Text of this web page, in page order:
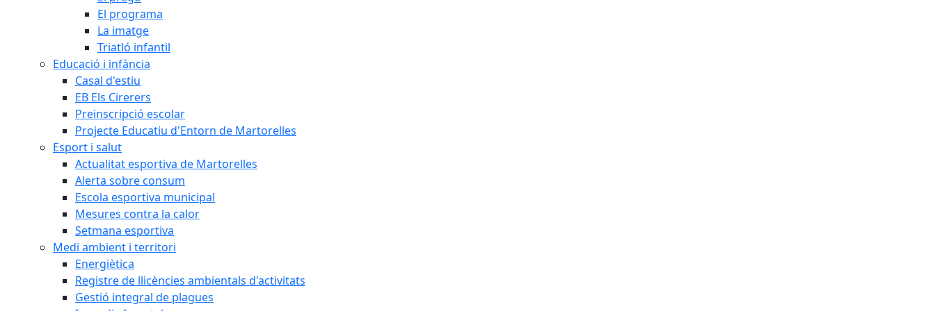
El programa
La imatge
Triatló infantil
Educació i infància
Casal d'estiu
EB Els Cirerers
Preinscripció escolar
Projecte Educatiu d'Entorn de Martorelles
Esport i salut
Actualitat esportiva de Martorelles
Alerta sobre consum
Escola esportiva municipal
Mesures contra la calor
Setmana esportiva
Medi ambient i territori
Energiètica
Registre de llicències ambientals d'activitats
Gestió integral de plagues